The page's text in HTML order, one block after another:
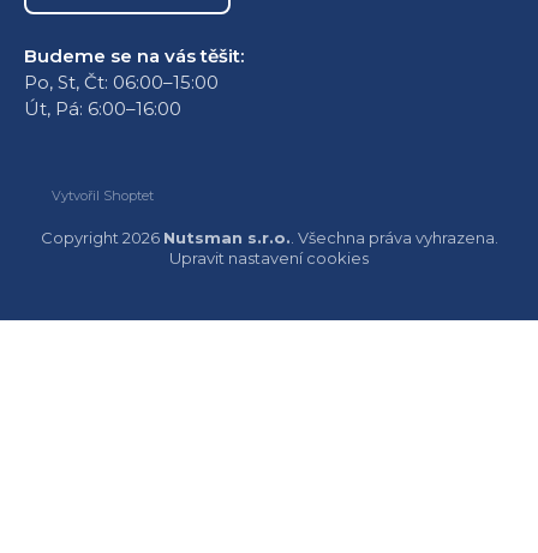
Budeme se na vás těšit:
Po, St, Čt: 06:00–15:00
Út, Pá: 6:00–16:00
Vytvořil Shoptet
Copyright 2026 Nutsman s.r.o.. Všechna práva vyhrazena.
Upravit nastavení cookies